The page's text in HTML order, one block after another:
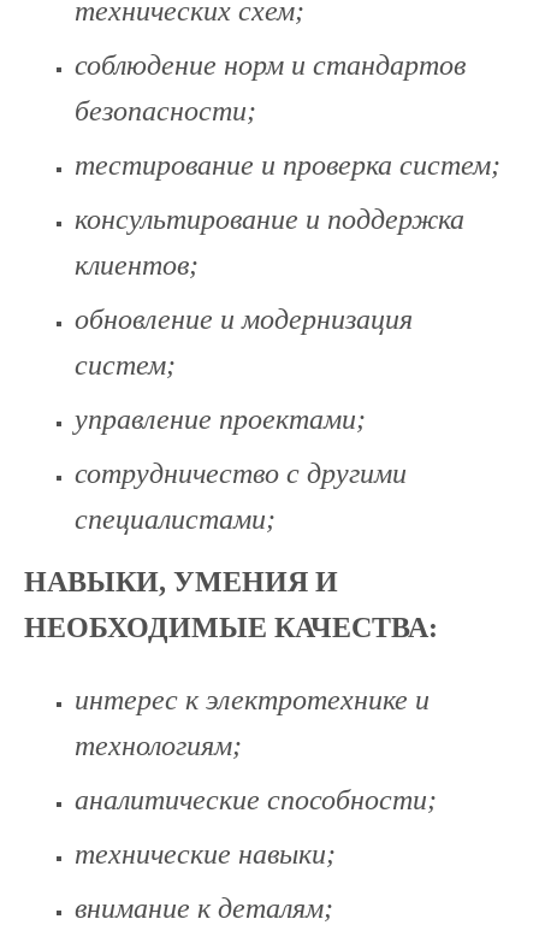
технических схем;
соблюдение норм и стандартов
безопасности;
тестирование и проверка систем;
консультирование и поддержка
клиентов;
обновление и модернизация
систем;
управление проектами;
сотрудничество с другими
специалистами;
НАВЫКИ, УМЕНИЯ И
НЕОБХОДИМЫЕ КАЧЕСТВА:
интерес к электротехнике и
технологиям;
аналитические способности;
технические навыки;
внимание к деталям;